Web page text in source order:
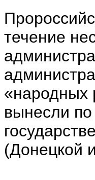
течение
«народных
вынесли
(Донецкой